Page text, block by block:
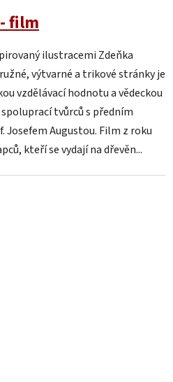
film
ilustracemi Zdeňka
výtvarné a trikové stránky je
vzdělávací hodnotu a vědeckou
tvůrců s předním
Augustou. Film z roku
kteří se vydají na dřevěn...